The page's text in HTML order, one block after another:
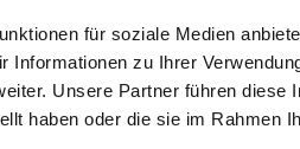
für soziale Medien
Informationen zu Ihrer
Unsere Partner führen diese
haben oder die sie im Rahmen